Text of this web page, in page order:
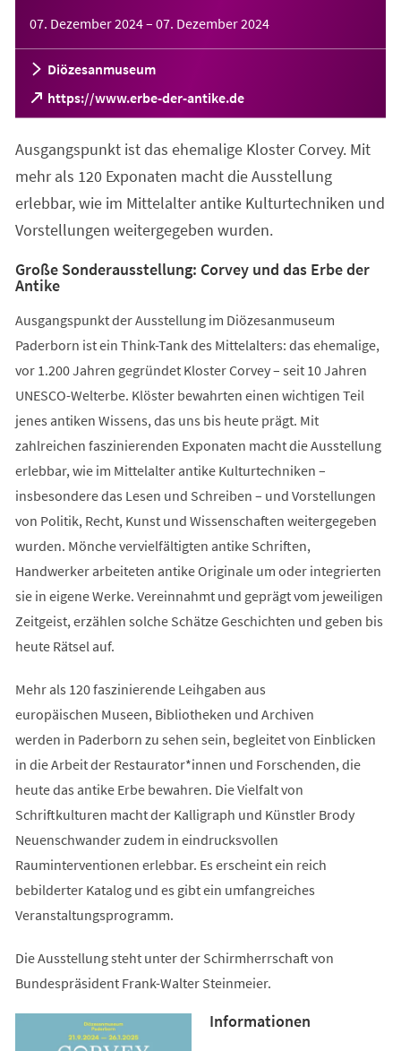
07. Dezember 2024– 07. Dezember 2024
Diözesanmuseum
https://www.erbe-der-antike.de
(Öffnet
in
neuen
Tab)
Ausgangspunkt ist das ehemalige Kloster Corvey. Mit
mehr als 120 Exponaten macht die Ausstellung
erlebbar, wie im Mittelalter antike Kulturtechniken und
Vorstellungen weitergegeben wurden.
Große Sonderausstellung: Corvey und das Erbe der
Antike
Ausgangspunkt der Ausstellung im Diözesanmuseum
Paderborn ist ein Think-Tank des Mittelalters: das ehemalige,
vor 1.200 Jahren gegründet Kloster Corvey – seit 10 Jahren
UNESCO-Welterbe. Klöster bewahrten einen wichtigen Teil
jenes antiken Wissens, das uns bis heute prägt. Mit
zahlreichen faszinierenden Exponaten macht die Ausstellung
erlebbar, wie im Mittelalter antike Kulturtechniken –
insbesondere das Lesen und Schreiben – und Vorstellungen
von Politik, Recht, Kunst und Wissenschaften weitergegeben
wurden. Mönche vervielfältigten antike Schriften,
Handwerker arbeiteten antike Originale um oder integrierten
sie in eigene Werke. Vereinnahmt und geprägt vom jeweiligen
Zeitgeist, erzählen solche Schätze Geschichten und geben bis
heute Rätsel auf.
Mehr als 120 faszinierende Leihgaben aus
europäischen Museen, Bibliotheken und Archiven
werden in Paderborn zu sehen sein, begleitet von Einblicken
in die Arbeit der Restaurator*innen und Forschenden, die
heute das antike Erbe bewahren. Die Vielfalt von
Schriftkulturen macht der Kalligraph und Künstler Brody
Neuenschwander zudem in eindrucksvollen
Rauminterventionen erlebbar. Es erscheint ein reich
bebilderter Katalog und es gibt ein umfangreiches
Veranstaltungsprogramm.
Die Ausstellung steht unter der Schirmherrschaft von
Bundespräsident Frank-Walter Steinmeier.
Informationen